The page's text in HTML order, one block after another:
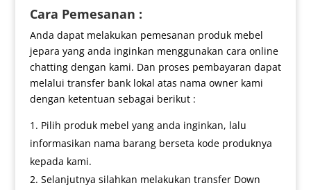
Cara Pemesanan :
Anda dapat melakukan pemesanan produk mebel
jepara yang anda inginkan menggunakan cara online
chatting dengan kami. Dan proses pembayaran dapat
melalui transfer bank lokal atas nama owner kami
dengan ketentuan sebagai berikut :
Pilih produk mebel yang anda inginkan, lalu
informasikan nama barang berseta kode produknya
kepada kami.
Selanjutnya silahkan melakukan transfer Down